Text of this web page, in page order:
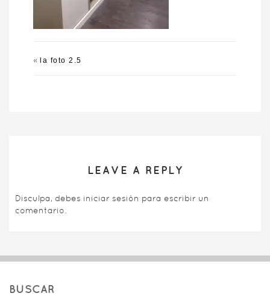
« la foto 2.5
LEAVE A REPLY
Disculpa, debes iniciar sesión para escribir un
comentario.
BUSCAR